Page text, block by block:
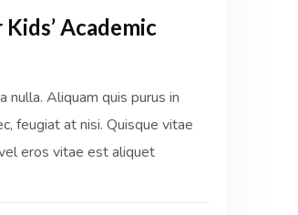
Academic
nulla. Aliquam quis purus in
feugiat at nisi. Quisque vitae
eros vitae est aliquet